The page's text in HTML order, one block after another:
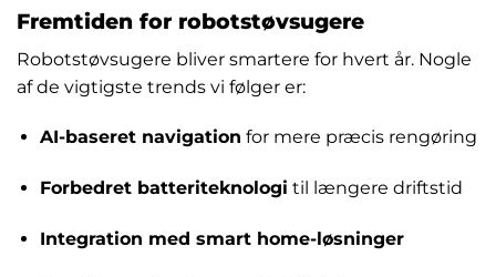
Fremtiden for robotstøvsugere
Robotstøvsugere bliver smartere for hvert år. Nogle
af de vigtigste trends vi følger er:
AI-baseret navigation for mere præcis rengøring
Forbedret batteriteknologi til længere driftstid
Integration med smart home-løsninger